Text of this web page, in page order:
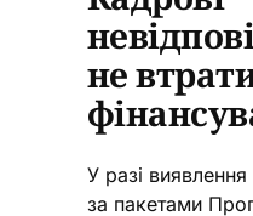
не
У разі
за пакетами